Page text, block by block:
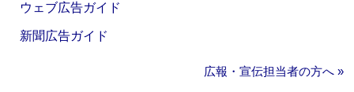
ウェブ広告ガイド
新聞広告ガイド
広報・宣伝担当者の方へ »